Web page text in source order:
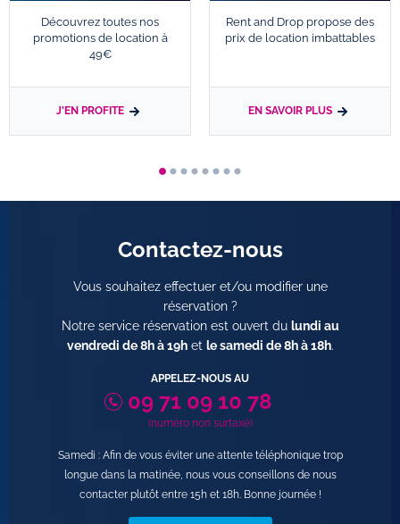
Découvrez toutes nos
promotions de location à
49€
J'EN PROFITE
Rent and Drop propose des
prix de location imbattables
EN SAVOIR PLUS
Contactez-nous
Vous souhaitez effectuer et/ou modifier une
réservation ?
Notre service réservation est ouvert du lundi au
vendredi de 8h à 19het le samedi de 8h à 18h.
APPELEZ-NOUS AU
09 71 09 10 78
(numéro non surtaxé)
Samedi : Afin de vous éviter une attente téléphonique trop
longue dans la matinée, nous vous conseillons de nous
contacter plutôt entre 15h et 18h. Bonne journée !